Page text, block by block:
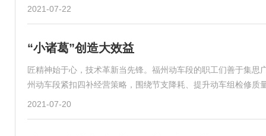
2021-07-22
“小诸葛”创造大效益
匠精神始于心，技术革新当先锋。福州动车段的职工们善于集
州动车段紧扣四补经营策略，围绕节支降耗、提升动车组检修质
2021-07-20